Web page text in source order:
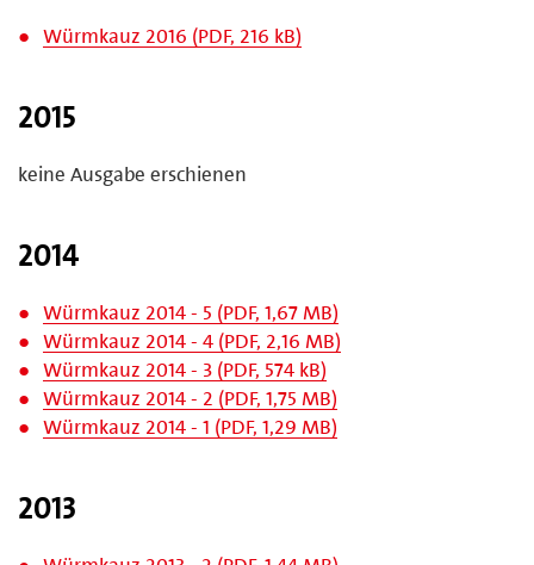
Würmkauz 2016 (PDF, 216 kB)
2015
keine Ausgabe erschienen
2014
Würmkauz 2014 - 5 (PDF, 1,67 MB)
Würmkauz 2014 - 4 (PDF, 2,16 MB)
Würmkauz 2014 - 3 (PDF, 574 kB)
Würmkauz 2014 - 2 (PDF, 1,75 MB)
Würmkauz 2014 - 1 (PDF, 1,29 MB)
2013